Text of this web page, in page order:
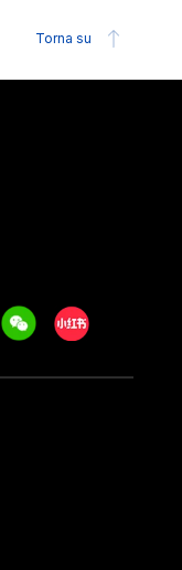
Torna su
WeechatXiaohongshu/